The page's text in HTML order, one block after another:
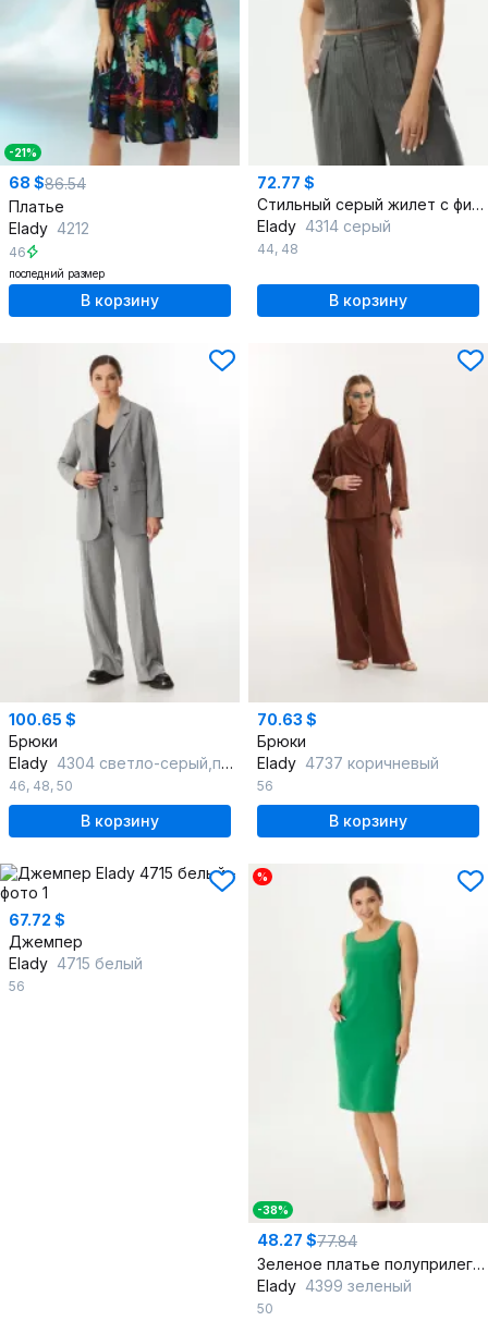
-21%
68 $86.54
Платье
Elady 4212
46
последний размер
В корзину
72.77 $
Стильный серый жилет с фигурным вырезом и молнией
Elady 4314 серый
44, 48
В корзину
100.65 $
Брюки
Elady 4304 светло-серый,полоска
46, 48, 50
В корзину
70.63 $
Брюки
Elady 4737 коричневый
56
В корзину
67.72 $
Джемпер
Elady 4715 белый
56
%
-38%
48.27 $77.84
Зеленое платье полуприлегающего силуэта из текстиля
Elady 4399 зеленый
50